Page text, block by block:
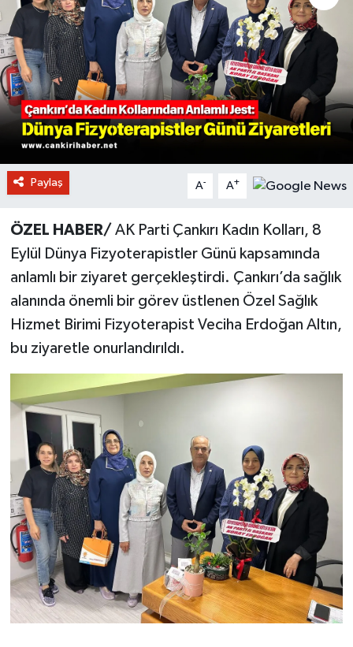
Paylaş A- A+
ÖZEL HABER/ AK Parti Çankırı Kadın Kolları, 8
Eylül Dünya Fizyoterapistler Günü kapsamında
anlamlı bir ziyaret gerçekleştirdi. Çankırı’da sağlık
alanında önemli bir görev üstlenen Özel Sağlık
Hizmet Birimi Fizyoterapist Veciha Erdoğan Altın,
bu ziyaretle onurlandırıldı.